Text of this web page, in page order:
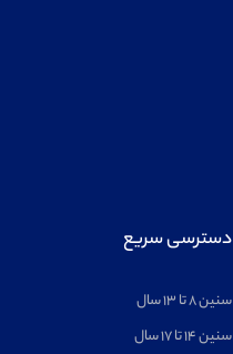
دسترسی سریع
سنین ۸ تا ۱۳ سال
سنین ۱۴ تا ۱۷ سال